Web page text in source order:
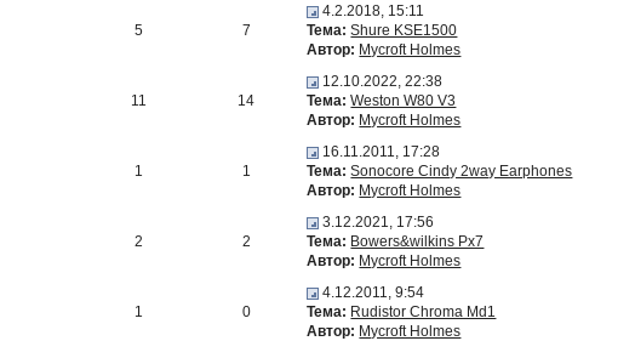
5 7
4.2.2018, 15:11
Тема: Shure KSE1500
Автор: Mycroft Holmes
11 14
12.10.2022, 22:38
Тема: Weston W80 V3
Автор: Mycroft Holmes
1 1
16.11.2011, 17:28
Тема: Sonocore Cindy 2way Earphones
Автор: Mycroft Holmes
2 2
3.12.2021, 17:56
Тема: Bowers&wilkins Px7
Автор: Mycroft Holmes
1 0
4.12.2011, 9:54
Тема: Rudistor Chroma Md1
Автор: Mycroft Holmes